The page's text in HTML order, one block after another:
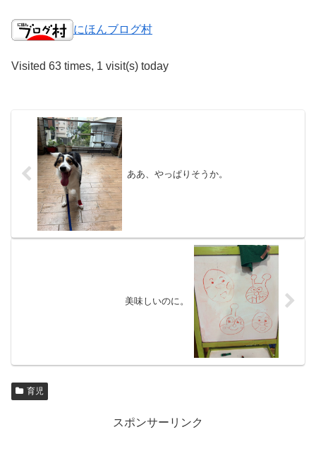
にほんブログ村
Visited 63 times, 1 visit(s) today
ああ、やっぱりそうか。
美味しいのに。
育児
スポンサーリンク